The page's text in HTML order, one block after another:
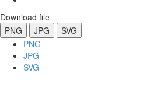
Download file
PNG
JPG
SVG
PNG
JPG
SVG